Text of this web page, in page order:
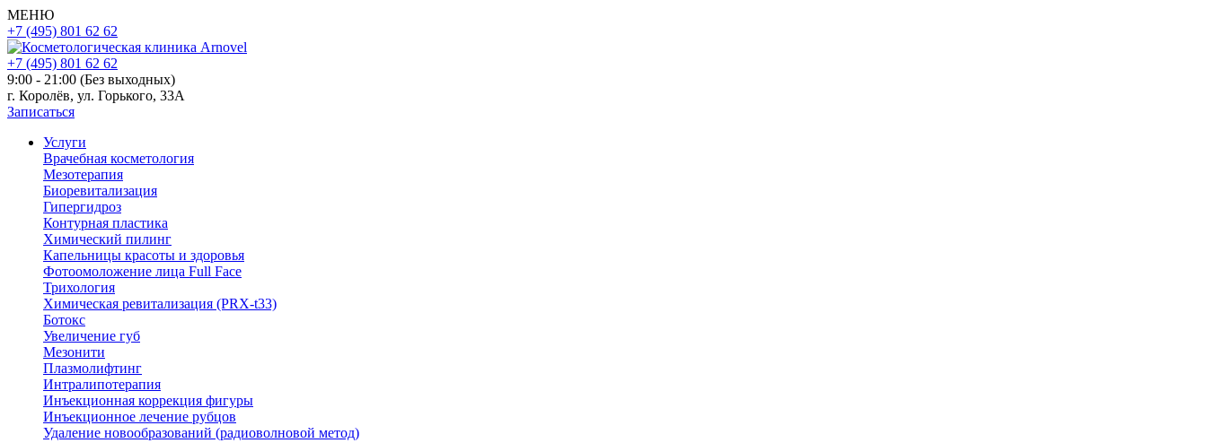
МЕНЮ
+7 (495) 801 62 62
+7 (495) 801 62 62
9:00 - 21:00 (Без выходных)
г. Королёв, ул. Горького, 33А
Записаться
Услуги
Врачебная косметология
Мезотерапия
Биоревитализация
Гипергидроз
Контурная пластика
Химический пилинг
Капельницы красоты и здоровья
Фотоомоложение лица Full Face
Трихология
Химическая ревитализация (PRX-t33)
Ботокс
Увеличение губ
Мезонити
Плазмолифтинг
Интралипотерапия
Инъекционная коррекция фигуры
Инъекционное лечение рубцов
Удаление новообразований (радиоволновой метод)